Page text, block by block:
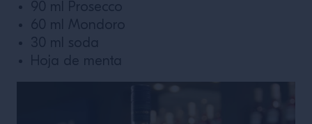
90 ml Prosecco
60 ml Mondoro
30 ml soda
Hoja de menta